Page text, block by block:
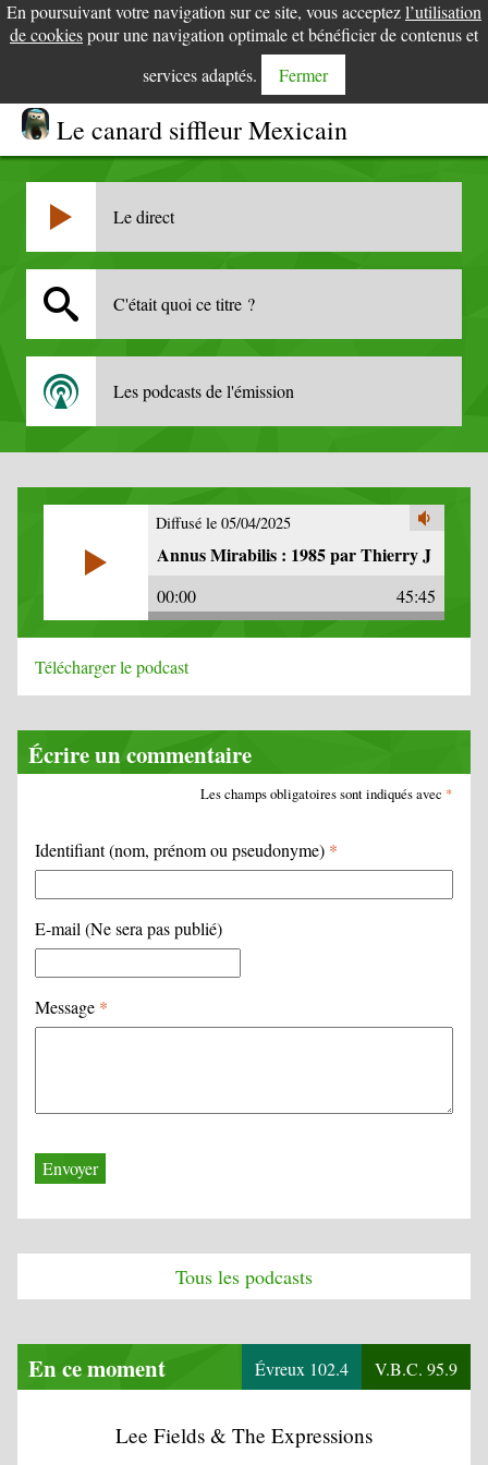
En poursuivant votre navigation sur ce site, vous acceptezl’utilisation
de cookiespour une navigation optimale et bénéficier de contenus et
services adaptés.
Fermer
Le canard siffleur Mexicain
Le direct
C'était quoi ce titre ?
Les podcasts de l'émission
Diffusé le 05/04/2025
Annus Mirabilis : 1985 par Thierry J
00:00 45:45
Télécharger le podcast
Écrire un commentaire
Les champs obligatoires sont indiqués avec *
Identifiant (nom, prénom ou pseudonyme) *
E-mail (Ne sera pas publié)
Message *
Tous les podcasts
En ce moment Évreux 102.4 V.B.C. 95.9
Lee Fields & The Expressions